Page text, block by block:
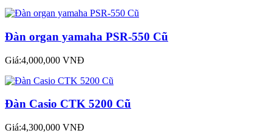
Đàn organ yamaha PSR-550 Cũ
Giá:4,000,000 VNĐ
Đàn Casio CTK 5200 Cũ
Giá:4,300,000 VNĐ